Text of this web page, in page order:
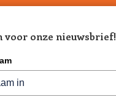
voor onze nieuwsbrief!